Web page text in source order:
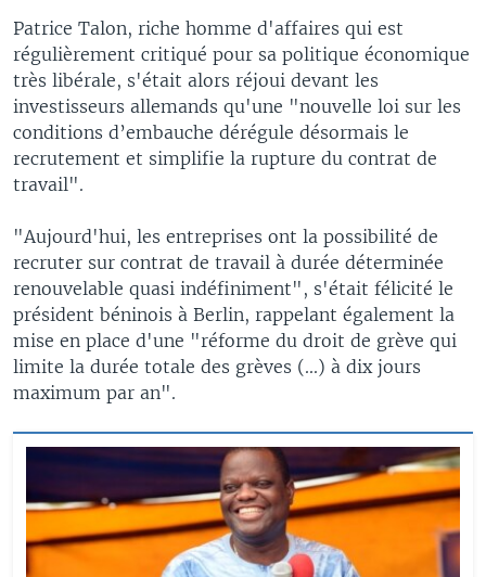
Patrice Talon, riche homme d'affaires qui est
régulièrement critiqué pour sa politique économique
très libérale, s'était alors réjoui devant les
investisseurs allemands qu'une "nouvelle loi sur les
conditions d’embauche dérégule désormais le
recrutement et simplifie la rupture du contrat de
travail".
"Aujourd'hui, les entreprises ont la possibilité de
recruter sur contrat de travail à durée déterminée
renouvelable quasi indéfiniment", s'était félicité le
président béninois à Berlin, rappelant également la
mise en place d'une "réforme du droit de grève qui
limite la durée totale des grèves (...) à dix jours
maximum par an".